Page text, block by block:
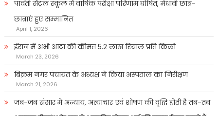
पार्वती सेंट्रल स्कूल में वार्षिक परीक्षा परिणाम घोषित, मेधावी छात्र-
छात्राएं हुए सम्मानित
April 1, 2026
ईरान में अभी आटा की कीमत 5.2 लाख रियाल प्रति किलो
March 23, 2026
बिक्रम नगर पंचायत के अध्यक्ष ने किया अस्पताल का निरीक्षण
March 21, 2026
जब-जब संसार में अन्याय, अत्याचार एवं शोषण की वृद्धि होती है तब-तब